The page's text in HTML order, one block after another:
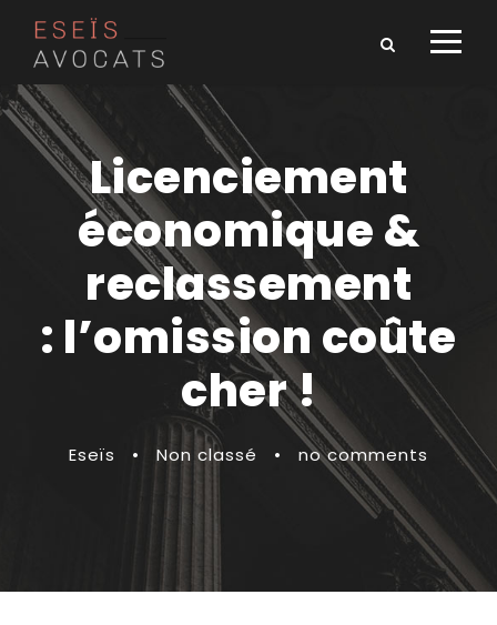
Licenciement
économique &
reclassement
: l’omission coûte
cher !
Eseïs • Non classé • no comments